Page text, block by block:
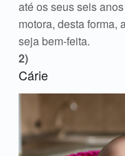
até os seus seis
motora, desta forma,
seja bem-feita.
Cárie